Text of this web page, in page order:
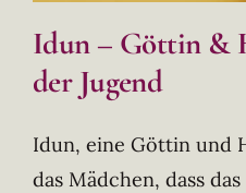
Idun – Göttin &
der Jugend
Idun, eine Göttin und
das Mädchen, dass